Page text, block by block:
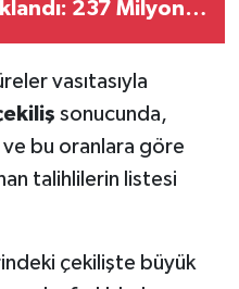
237 Milyon
Ekranı
vasıtasıyla
sonucunda,
ve bu oranlara göre
talihlilerin listesi
çekilişte büyük